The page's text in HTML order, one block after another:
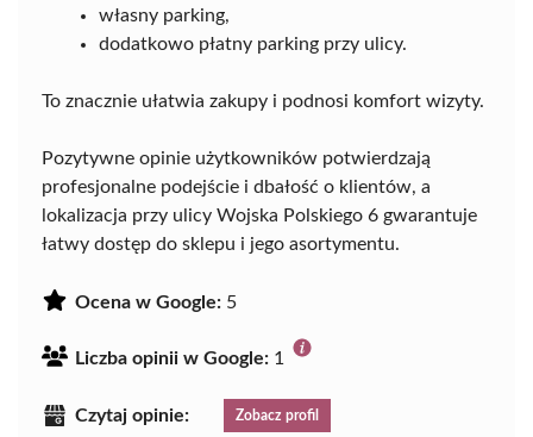
własny parking,
dodatkowo płatny parking przy ulicy.
To znacznie ułatwia zakupy i podnosi komfort wizyty.
Pozytywne opinie użytkowników potwierdzają
profesjonalne podejście i dbałość o klientów, a
lokalizacja przy ulicy Wojska Polskiego 6 gwarantuje
łatwy dostęp do sklepu i jego asortymentu.
Ocena w Google: 5
Liczba opinii w Google: 1
Czytaj opinie: Zobacz profil